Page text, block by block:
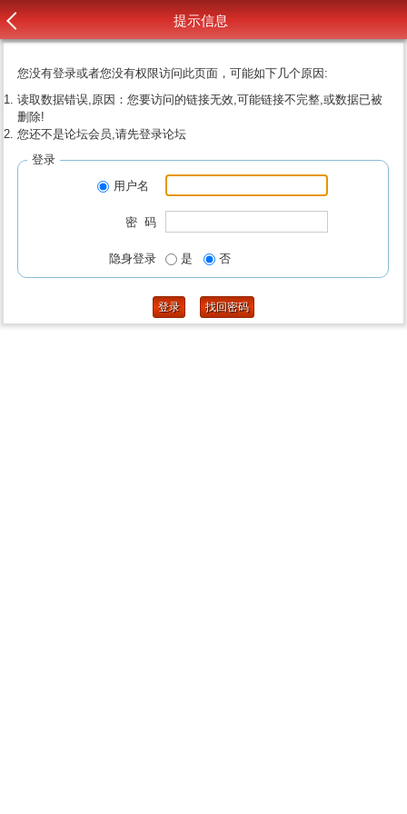
提示信息
您没有登录或者您没有权限访问此页面，可能如下几个原因:
读取数据错误,原因：您要访问的链接无效,可能链接不完整,或数据已被
删除!
您还不是论坛会员,请先登录论坛
登录
用户名
密 码
隐身登录 是 否